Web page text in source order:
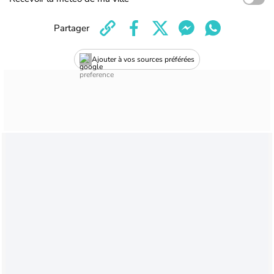
Ajouter à vos sources préférées
Partager